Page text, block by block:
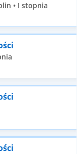
• I stopnia